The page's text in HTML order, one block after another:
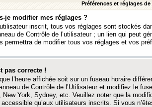
Préférences et réglages de
je modifier mes réglages ?
inscrit, tous vos réglages sont stockés
de Contrôle de l’utilisateur ; un lien qui peut
permettra de modifier tous vos réglages et vos
pas correcte !
l’heure affichée soit sur un fuseau horaire
de Contrôle de l’Utilisateur et modifiez le
New York, Sydney, etc. Veuillez noter que la
accessible qu’aux utilisateurs inscrits. Si vous